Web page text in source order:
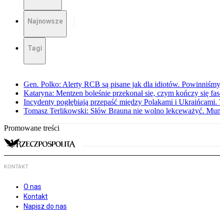
Najnowsze
Tagi
Gen. Polko: Alerty RCB są pisane jak dla idiotów.
Kataryna: Mentzen boleśnie przekonał się, czym kończy się
Incydenty pogłębiają przepaść między Polakami i
Tomasz Terlikowski: Słów Brauna nie wolno lekceważyć.
Promowane treści
KONTAKT
O nas
Kontakt
Napisz do nas